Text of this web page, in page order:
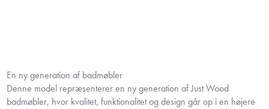
En ny generation af badmøbler
Denne model repræsenterer en ny generation af Just Wood
badmøbler, hvor kvalitet, funktionalitet og design går op i en højere